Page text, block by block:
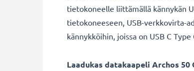
tietokoneelle liittämällä kännykän
tietokoneeseen, USB-verkkovirta-
kännykköihin, joissa on USB C Type
Laadukas datakaapeli Archos